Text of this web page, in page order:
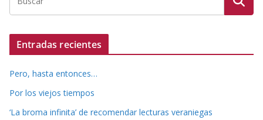
Entradas recientes
Pero, hasta entonces…
Por los viejos tiempos
‘La broma infinita’ de recomendar lecturas veraniegas